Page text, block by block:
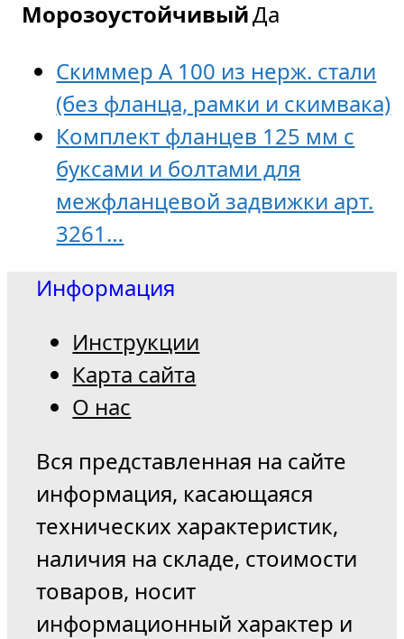
МорозоустойчивыйДа
Скиммер А 100 из нерж. стали
(без фланца, рамки и скимвака)
Комплект фланцев 125 мм с
буксами и болтами для
межфланцевой задвижки арт.
3261…
Информация
Инструкции
Карта сайта
О нас
Вся представленная на сайте
информация, касающаяся
технических характеристик,
наличия на складе, стоимости
товаров, носит
информационный характер и